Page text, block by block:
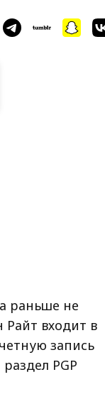
раньше не
Райт входит в
запись
PGP